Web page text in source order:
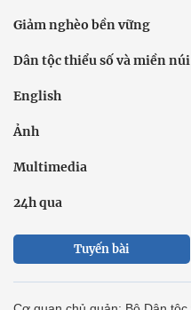
Giảm nghèo bền vững
Dân tộc thiểu số và miền núi
English
Ảnh
Multimedia
24h qua
Tuyến bài